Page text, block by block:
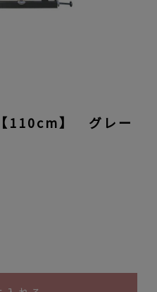
110cm】 グレー